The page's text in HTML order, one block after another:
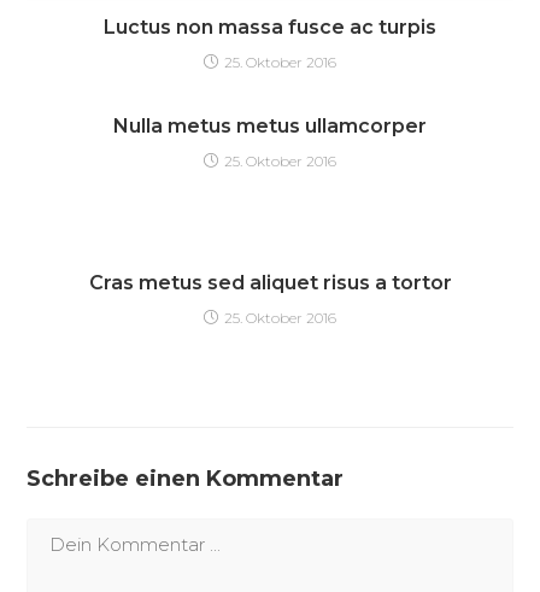
Luctus non massa fusce ac turpis
25. Oktober 2016
Nulla metus metus ullamcorper
25. Oktober 2016
Cras metus sed aliquet risus a tortor
25. Oktober 2016
Schreibe einen Kommentar